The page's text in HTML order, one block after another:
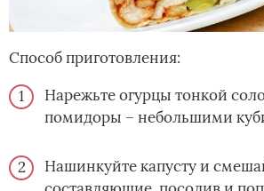
Способ приготовления:
Нарежьте огурцы тонкой
помидоры – небольшими
Нашинкуйте капусту и